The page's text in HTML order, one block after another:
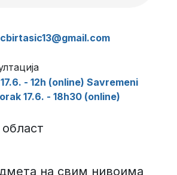
- 12h (online) Savremeni
17.6. - 18h30 (online)
на свим нивоима